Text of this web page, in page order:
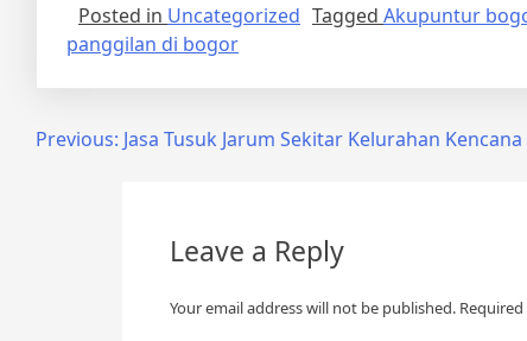
Posted in Uncategorized Tagged Akupuntur
panggilan di bogor
PostPrevious: Jasa Tusuk Jarum Sekitar Kelurahan Kencana
Leave a Reply
Your email address will not be published.